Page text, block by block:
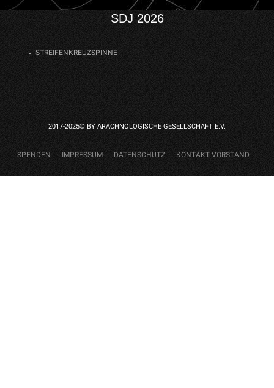
SDJ 2026
STREIFENKREUZSPINNE
2017-2025© BY ARACHNOLOGISCHE GESELLSCHAFT E.V.
SPENDEN IMPRESSUM DATENSCHUTZ KONTAKT VORSTAND